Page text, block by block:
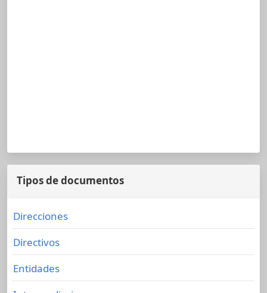
Tipos de documentos
Direcciones
Directivos
Entidades